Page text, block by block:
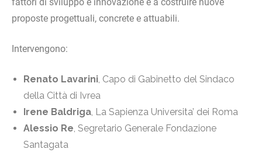
proposte progettuali, concrete e attuabili.
Intervengono:
Renato Lavarini , Capo di Gabinetto del Sindaco
della Città di Ivrea
Irene Baldriga , La Sapienza Universita’ dei Roma
Alessio Re , Segretario Generale Fondazione
Santagata